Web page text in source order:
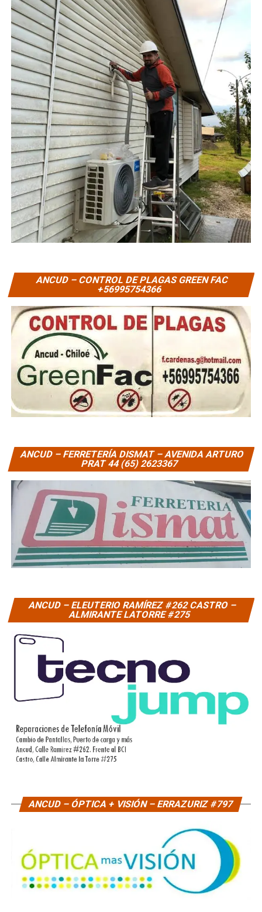
ANCUD – CONTROL DE PLAGAS GREEN FAC
+56995754366
ANCUD – FERRETERÍA DISMAT – AVENIDA ARTURO
PRAT 44 (65) 2623367
ANCUD – ELEUTERIO RAMÍREZ #262 CASTRO –
ALMIRANTE LATORRE #275
ANCUD – ÓPTICA + VISIÓN – ERRAZURIZ #797